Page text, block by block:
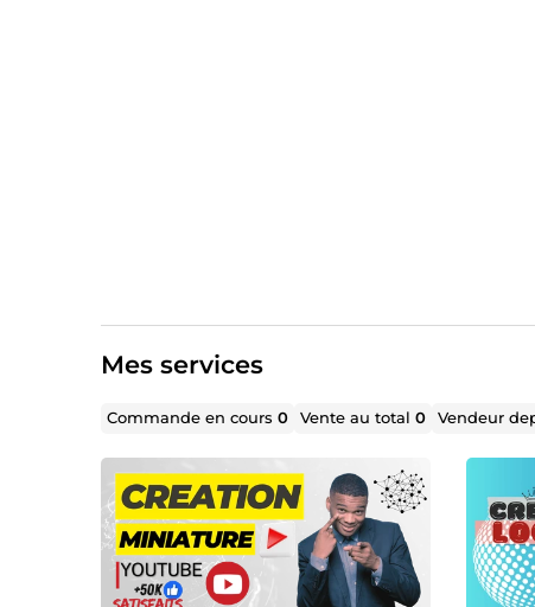
Mes services
Commande en cours0 Vente au total0 Vendeur